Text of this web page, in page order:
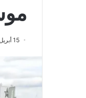
15 أبريل 2025